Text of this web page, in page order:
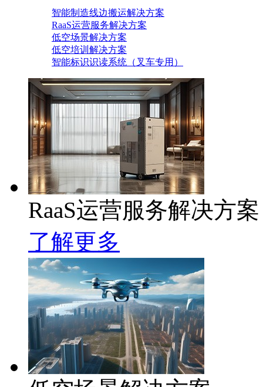
智能制造线边搬运解决方案
RaaS运营服务解决方案
低空场景解决方案
低空培训解决方案
智能标识识读系统（叉车专用）
RaaS运营服务解决方案
了解更多